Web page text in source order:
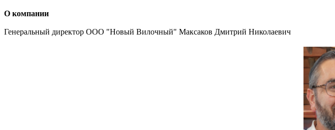
О компании
Генеральный директор ООО "Новый Вилочный" Максаков Дмитрий Николаевич